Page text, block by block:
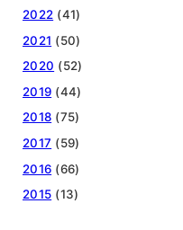
2022 (41)
2021 (50)
2020 (52)
2019 (44)
2018 (75)
2017 (59)
2016 (66)
2015 (13)